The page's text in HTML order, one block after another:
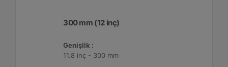
300 mm (12 inç)
Genişlik :
11.8 inç - 300 mm